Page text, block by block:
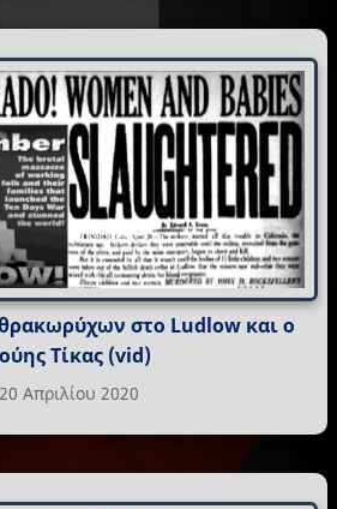
στο Ludlow και ο
Τίκας (vid)
20 Απριλίου 2020